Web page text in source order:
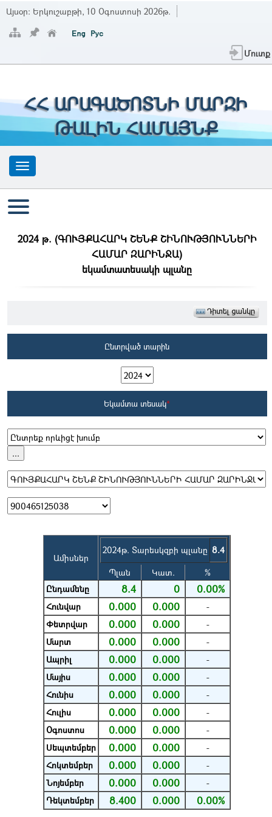
Այսօր: Երկուշաբթի, 10 Օգոստոսի 2026թ.
Մուտք
ՀՀ ԱՐԱԳԱԾՈՏՆԻ ՄԱՐԶԻ
ԹԱԼԻՆ ՀԱՄԱՅՆՔ
2024 թ. (ԳՈՒՅՔԱՀԱՐԿ ՇԵՆՔ ՇԻՆՈՒԹՅՈՒՆՆԵՐԻ
ՀԱՄԱՐ ԶԱՐԻՆՋԱ)
եկամտատեսակի պլանը
Ընտրված տարին
Եկամտա տեսակ*
Ամիսներ
2024թ. Տարեսկզբի պլանը 8.4
Պլան
Կատ.
%
Ընդամենը
8.4 0 0.00%
Հունվար 0.000 0.000
-
Փետրվար
0.000 0.000
-
Մարտ
0.000 0.000
-
Ապրիլ
0.000 0.000
-
Մայիս
0.000 0.000
-
Հունիս
0.000 0.000
-
Հուլիս
0.000 0.000
-
Օգոստոս
0.000 0.000
-
Սեպտեմբեր
0.000 0.000
-
Հոկտեմբեր
0.000 0.000
-
Նոյեմբեր
0.000 0.000
-
Դեկտեմբեր
8.400 0.000 0.00%